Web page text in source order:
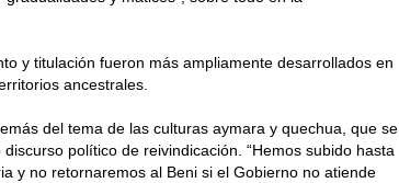
y titulación fueron más ampliamente desarrollados en
ancestrales.
del tema de las culturas aymara y quechua, que se
político de reivindicación. “Hemos subido hasta
y no retornaremos al Beni si el Gobierno no atiende